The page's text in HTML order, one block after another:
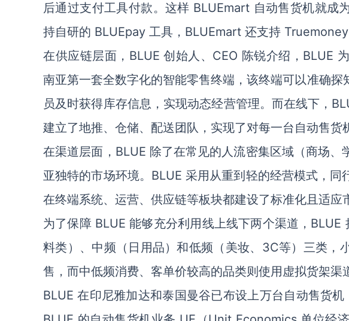
后通过支付工具付款。这样 BLUEmart 自动售货机就成
持自研的 BLUEpay 工具，BLUEmart 还支持 Truemoney
在供应链层面，BLUE 创始人、CEO 陈锐介绍，BLUE
南亚第一套全数字化的智能零售终端，该终端可以准确
员及时获得库存信息，实现动态经营管理。而在线下，
建立了地推、仓储、配送团队，实现了对每一台自动售货
在渠道层面，BLUE 除了在常见的人流密集区域（商场
亚独特的市场环境。BLUE 采用从重到轻的经营模式，同
在终端系统、运营、供应链等板块都建设了标准化且适应
为了保障 BLUE 能够充分利用线上线下两个渠道，
料类）、中频（日用品）和低频（美妆、3C等）三类，
售，而中低频消费、客单价较高的品类则使用虚拟货架渠
BLUE 在印尼雅加达和泰国曼谷已布设上万台自动售货